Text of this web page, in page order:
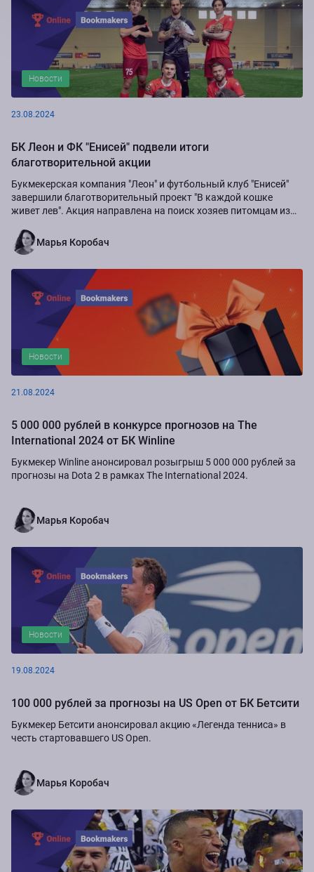
Новости
23.08.2024
БК Леон и ФК "Енисей" подвели итоги
благотворительной акции
Букмекерская компания "Леон" и футбольный клуб "Енисей"
завершили благотворительный проект "В каждой кошке
живет лев". Акция направлена на поиск хозяев питомцам из
Марья Коробач
Новости
21.08.2024
5 000 000 рублей в конкурсе прогнозов на The
International 2024 от БК Winline
Букмекер Winline анонсировал розыгрыш 5 000 000 рублей за
прогнозы на Dota 2 в рамках The International 2024.
Марья Коробач
Новости
19.08.2024
100 000 рублей за прогнозы на US Open от БК Бетсити
Букмекер Бетсити анонсировал акцию «Легенда тенниса» в
честь стартовавшего US Open.
Марья Коробач